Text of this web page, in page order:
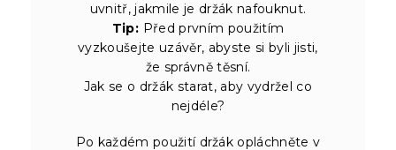
uvnitř, jakmile je držák nafouknut.
Tip: Před prvním použitím
vyzkoušejte uzávěr, abyste si byli jisti,
že správně těsní.
Jak se o držák starat, aby vydržel co
nejdéle?
Po každém použití držák opláchněte v